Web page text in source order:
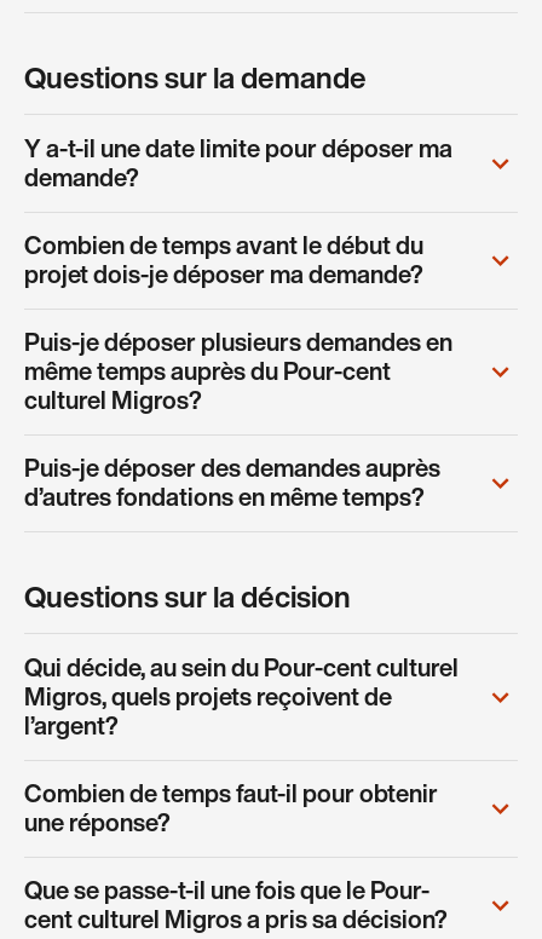
Questions sur la demande
Y a-t-il une date limite pour déposer ma
demande?
Combien de temps avant le début du
projet dois-je déposer ma demande?
Puis-je déposer plusieurs demandes en
même temps auprès du Pour-cent
culturel Migros?
Puis-je déposer des demandes auprès
d’autres fondations en même temps?
Questions sur la décision
Qui décide, au sein du Pour-cent culturel
Migros, quels projets reçoivent de
l’argent?
Combien de temps faut-il pour obtenir
une réponse?
Que se passe-t-il une fois que le Pour-
cent culturel Migros a pris sa décision?